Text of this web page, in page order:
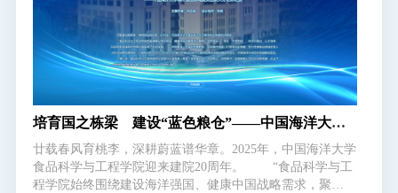
舞。 近年来，中国海洋大学大力弘扬教育家精神，深入实
施人才强校战略，深化人才发展体制机制改革，厚植人才成
长沃土，广纳天下英才，强师德、铸师魂，让人才“活水”竞
相涌流。
培育国之栋梁 建设“蓝色粮仓”——中国海洋大学
海洋食品领域拔尖创新人才培养纪实
廿载春风育桃李，深耕蔚蓝谱华章。2025年，中国海洋大学
食品科学与工程学院迎来建院20周年。 “食品科学与工
程学院始终围绕建设海洋强国、健康中国战略需求，聚